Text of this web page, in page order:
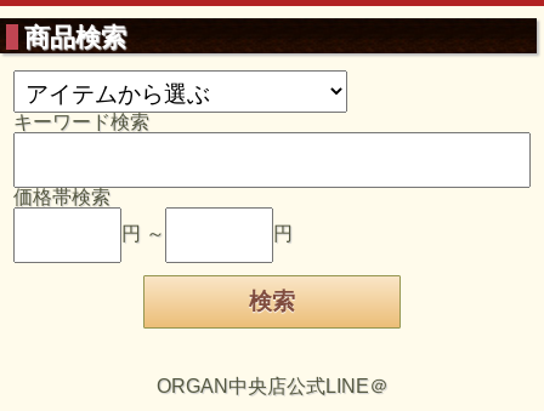
商品検索
キーワード検索
価格帯検索
円 ～
円
ORGAN中央店公式LINE＠